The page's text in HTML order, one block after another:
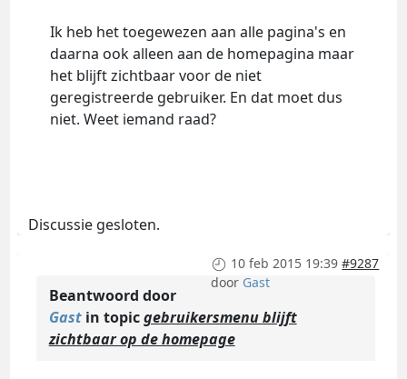
Ik heb het toegewezen aan alle pagina's en
daarna ook alleen aan de homepagina maar
het blijft zichtbaar voor de niet
geregistreerde gebruiker. En dat moet dus
niet. Weet iemand raad?
Discussie gesloten.
10 feb 2015 19:39 #9287
door Gast
Beantwoord door
Gastin topicgebruikersmenu blijft
zichtbaar op de homepage